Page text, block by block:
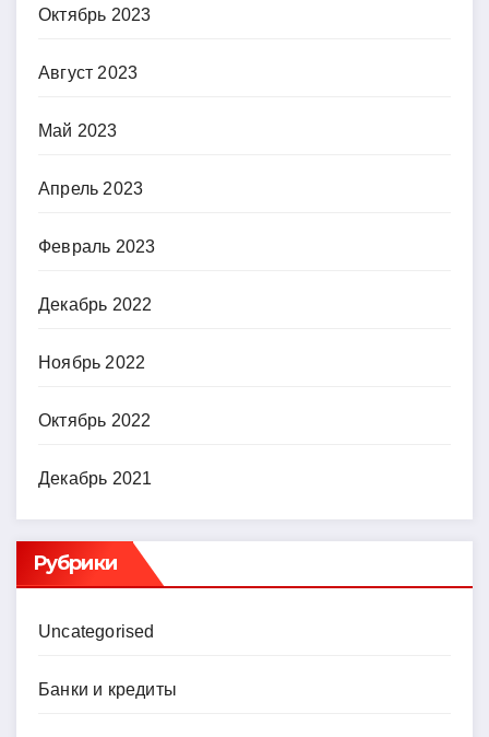
Октябрь 2023
Август 2023
Май 2023
Апрель 2023
Февраль 2023
Декабрь 2022
Ноябрь 2022
Октябрь 2022
Декабрь 2021
Рубрики
Uncategorised
Банки и кредиты